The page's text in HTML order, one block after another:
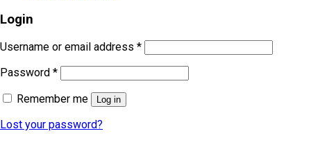
Login
Username or email address *
Password *
Remember me
Log in
Lost your password?